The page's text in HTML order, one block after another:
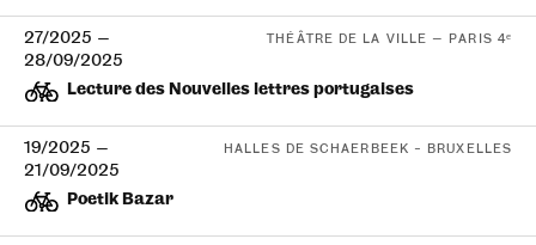
27/2025 —
28/09/2025
Lecture des Nouvelles lettres portugaises
THÉÂTRE DE LA VILLE — PARIS 4ᵉ
19/2025 —
21/09/2025
Poetik Bazar
HALLES DE SCHAERBEEK – BRUXELLES